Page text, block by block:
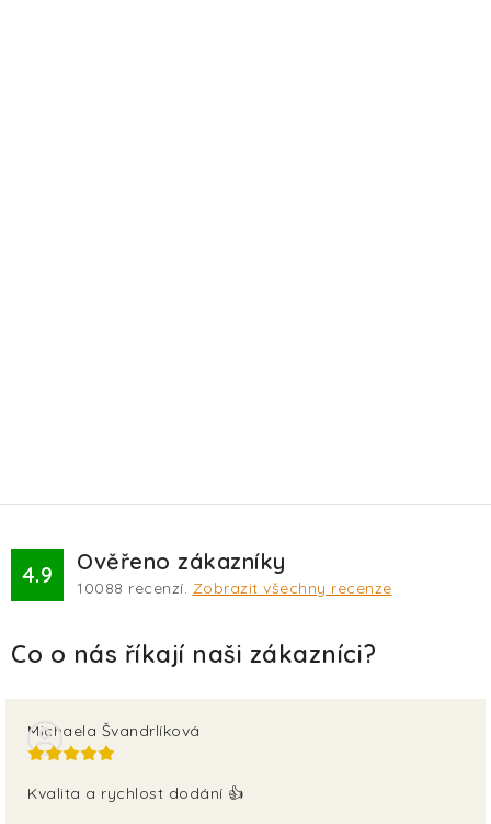
4.9 Ověřeno zákazníky
10088 recenzí. Zobrazit všechny recenze
Michaela Švandrlíková
Kvalita a rychlost dodání 👍